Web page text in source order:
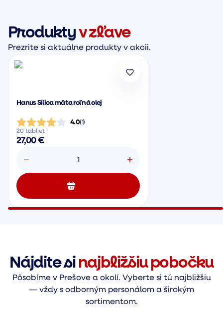
Produktyv zľave
Prezrite si aktuálne produkty v akcii.
Hanus Silica mäta roľná olej
4.0(1)
20 tabliet
27,00 €
1
Nájdite si najbližšiu pobočku
Pôsobíme v Prešove a okolí. Vyberte si tú najbližšiu
— vždy s odborným personálom a širokým
sortimentom.